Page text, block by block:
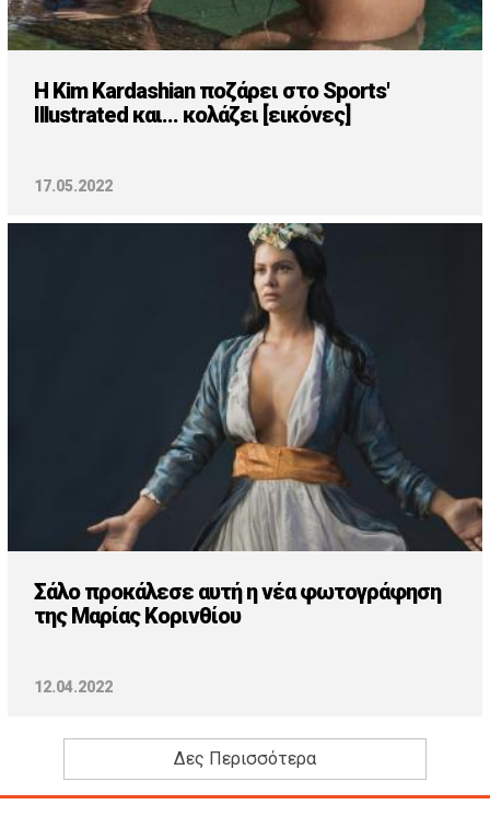
H Kim Kardashian ποζάρει στο Sports'
Illustrated και... κολάζει [εικόνες]
17.05.2022
Σάλο προκάλεσε αυτή η νέα φωτογράφηση
της Μαρίας Κορινθίου
12.04.2022
Δες Περισσότερα